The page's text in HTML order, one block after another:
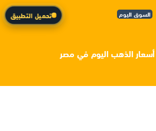
السوق اليوم تحميل التطبيق
أسعار الذهب اليوم في مصر